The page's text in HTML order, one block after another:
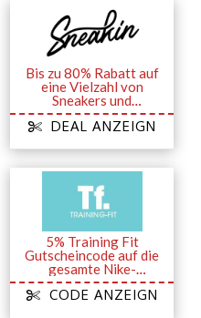
Bis zu 80% Rabatt auf
eine Vielzahl von
Sneakers und
Streetwear
DEAL ANZEIGN
5% Training Fit
Gutscheincode auf die
gesamte Nike-
Kollektion
CODE ANZEIGN